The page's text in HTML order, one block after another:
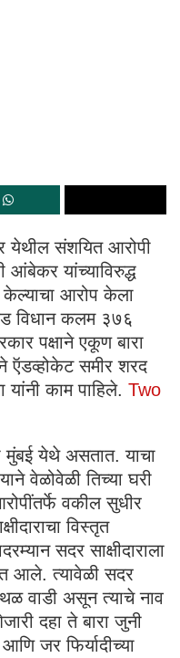
येथील संशयित आरोपी
आंबेकर यांच्याविरुद्ध
केल्याचा आरोप केला
दंड विधान कलम ३७६
पक्षाने एकूण बारा
ऍडव्होकेट समीर शरद
काम पाहिले. Two
मुंबई येथे असतात. याचा
वेळोवेळी तिच्या घरी
वकील सुधीर
विस्तृत
सदर साक्षीदाराला
आले. त्यावेळी सदर
वाडी असून त्याचे नाव
दहा ते बारा जुनी
जर फिर्यादीच्या